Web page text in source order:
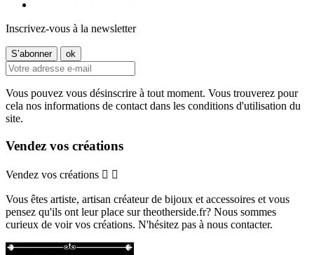
Inscrivez-vous à la newsletter
Vous pouvez vous désinscrire à tout moment. Vous trouverez pour
cela nos informations de contact dans les conditions d'utilisation du
site.
Vendez vos créations
Vendez vos créations  
Vous êtes artiste, artisan créateur de bijoux et accessoires et vous
pensez qu'ils ont leur place sur theotherside.fr? Nous sommes
curieux de voir vos créations. N'hésitez pas à nous contacter.